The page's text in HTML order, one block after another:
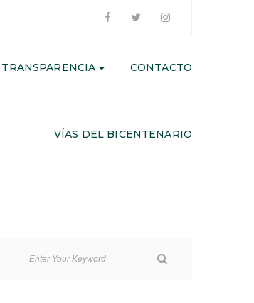
TRANSPARENCIA CONTACTO
VÍAS DEL BICENTENARIO